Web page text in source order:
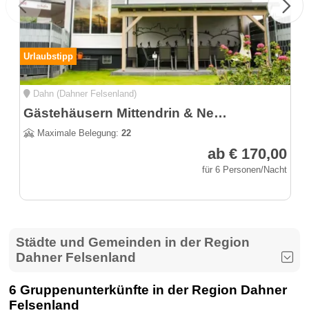
Urlaubstipp
Dahn (Dahner Felsenland)
Gästehäusern Mittendrin & Nebenan
Maximale Belegung: 22
ab € 170,00
für 6 Personen/Nacht
Städte und Gemeinden in der Region
Dahner Felsenland
6 Gruppenunterkünfte in der Region Dahner
Felsenland